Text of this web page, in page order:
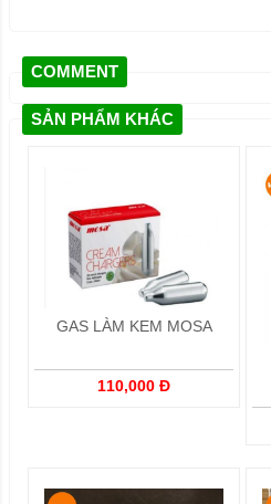
COMMENT
SẢN PHẨM KHÁC
GAS LÀM KEM MOSA
110,000 Đ